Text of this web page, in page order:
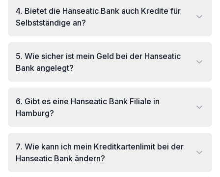
4. Bietet die Hanseatic Bank auch Kredite für
Selbstständige an?
5. Wie sicher ist mein Geld bei der Hanseatic
Bank angelegt?
6. Gibt es eine Hanseatic Bank Filiale in
Hamburg?
7. Wie kann ich mein Kreditkartenlimit bei der
Hanseatic Bank ändern?